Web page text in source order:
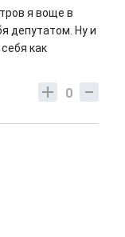
я воще в
депутатом. Ну и
как
0